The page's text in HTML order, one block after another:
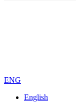
ENG
English